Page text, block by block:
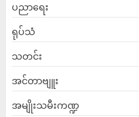
ပညာရေး
ရုပ်သံ
သတင်း
အင်တာဗျူး
အမျိုးသမီးကဏ္ဍ